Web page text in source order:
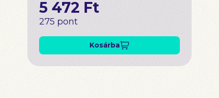
5 472 Ft
275 pont
Kosárba